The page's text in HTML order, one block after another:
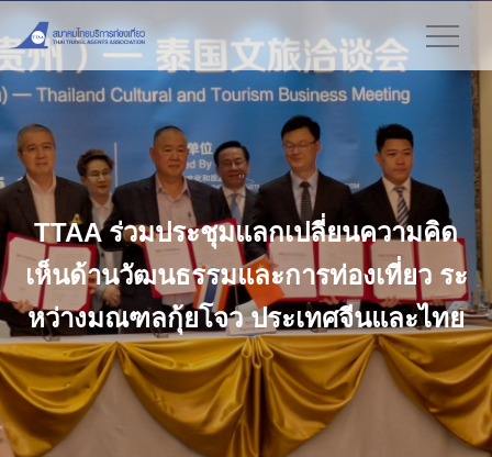
">
TTAA ร่วมประชุมแลกเปลี่ยนความคิด
เห็นด้านวัฒนธรรมและการท่องเที่ยว ระ
หว่างมณฑลกุ้ยโจว ประเทศจีนและไทย